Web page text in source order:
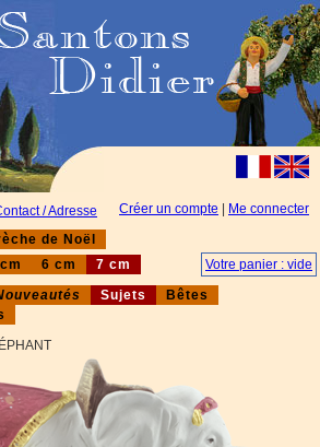
Créer un compte Me connecter
/ Adresse
de Noël
Votre panier : vide
6 cm
7 cm
Sujets
Bêtes